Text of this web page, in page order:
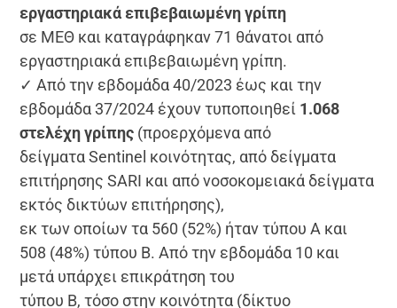
εργαστηριακά επιβεβαιωμένη γρίπη
σε ΜΕΘ και καταγράφηκαν 71 θάνατοι από
εργαστηριακά επιβεβαιωμένη γρίπη.
✓ Από την εβδομάδα 40/2023 έως και την
εβδομάδα 37/2024 έχουν τυποποιηθεί 1.068
στελέχη γρίπης (προερχόμενα από
δείγματα Sentinel κοινότητας, από δείγματα
επιτήρησης SARI και από νοσοκομειακά δείγματα
εκτός δικτύων επιτήρησης),
εκ των οποίων τα 560 (52%) ήταν τύπου Α και
508 (48%) τύπου Β. Από την εβδομάδα 10 και
μετά υπάρχει επικράτηση του
τύπου Β, τόσο στην κοινότητα (δίκτυο